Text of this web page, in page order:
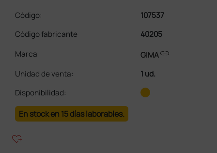
Código:
107537
Código fabricante
40205
Marca
GIMAlink
Unidad de venta:
1 ud.
Disponibilidad:
En stock en 15 días laborables.
heart_plus